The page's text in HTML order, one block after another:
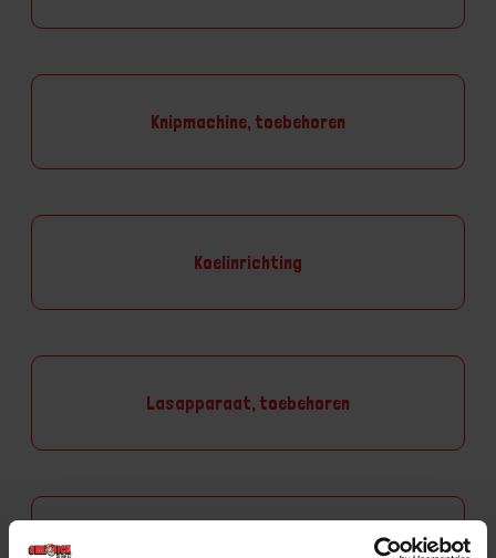
Knipmachine, toebehoren
Koelinrichting
Lasapparaat, toebehoren